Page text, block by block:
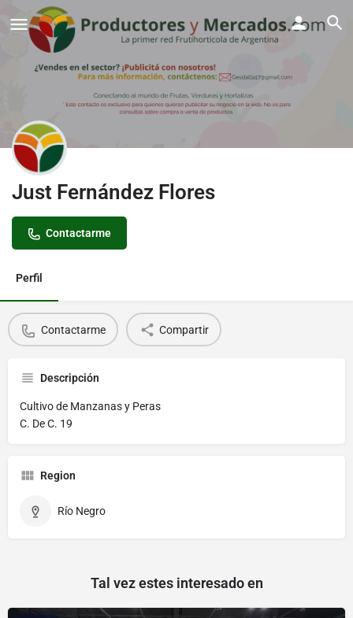
Just Fernández Flores
Contactarme
Perfil
Contactarme Compartir
Descripción
Cultivo de Manzanas y Peras
C. De C. 19
Region
Río Negro
Tal vez estes interesado en